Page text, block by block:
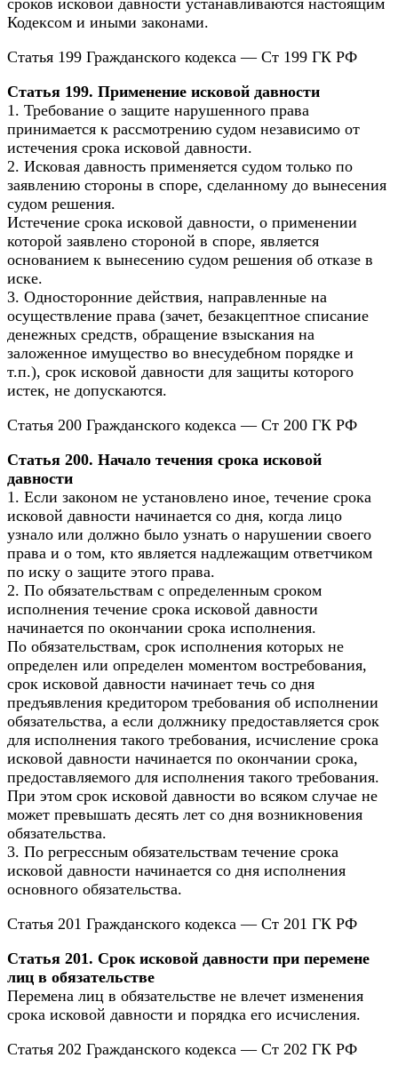
сроков исковой давности устанавливаются настоящим
Кодексом и иными законами.
Статья 199 Гражданского кодекса — Ст 199 ГК РФ
Статья 199. Применение исковой давности
1. Требование о защите нарушенного права
принимается к рассмотрению судом независимо от
истечения срока исковой давности.
2. Исковая давность применяется судом только по
заявлению стороны в споре, сделанному до вынесения
судом решения.
Истечение срока исковой давности, о применении
которой заявлено стороной в споре, является
основанием к вынесению судом решения об отказе в
иске.
3. Односторонние действия, направленные на
осуществление права (зачет, безакцептное списание
денежных средств, обращение взыскания на
заложенное имущество во внесудебном порядке и
т.п.), срок исковой давности для защиты которого
истек, не допускаются.
Статья 200 Гражданского кодекса — Ст 200 ГК РФ
Статья 200. Начало течения срока исковой
давности
1. Если законом не установлено иное, течение срока
исковой давности начинается со дня, когда лицо
узнало или должно было узнать о нарушении своего
права и о том, кто является надлежащим ответчиком
по иску о защите этого права.
2. По обязательствам с определенным сроком
исполнения течение срока исковой давности
начинается по окончании срока исполнения.
По обязательствам, срок исполнения которых не
определен или определен моментом востребования,
срок исковой давности начинает течь со дня
предъявления кредитором требования об исполнении
обязательства, а если должнику предоставляется срок
для исполнения такого требования, исчисление срока
исковой давности начинается по окончании срока,
предоставляемого для исполнения такого требования.
При этом срок исковой давности во всяком случае не
может превышать десять лет со дня возникновения
обязательства.
3. По регрессным обязательствам течение срока
исковой давности начинается со дня исполнения
основного обязательства.
Статья 201 Гражданского кодекса — Ст 201 ГК РФ
Статья 201. Срок исковой давности при перемене
лиц в обязательстве
Перемена лиц в обязательстве не влечет изменения
срока исковой давности и порядка его исчисления.
Статья 202 Гражданского кодекса — Ст 202 ГК РФ